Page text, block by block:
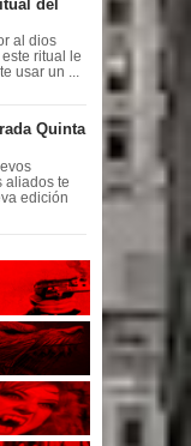
del
al dios
ritual le
usar un ...
Quinta
aliados te
edición